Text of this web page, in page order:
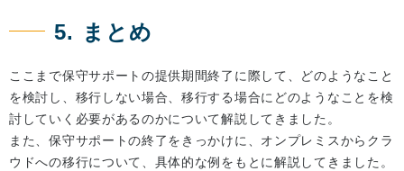
5. まとめ
ここまで保守サポートの提供期間終了に際して、どのようなこと
を検討し、移行しない場合、移行する場合にどのようなことを検
討していく必要があるのかについて解説してきました。
また、保守サポートの終了をきっかけに、オンプレミスからクラ
ウドへの移行について、具体的な例をもとに解説してきました。